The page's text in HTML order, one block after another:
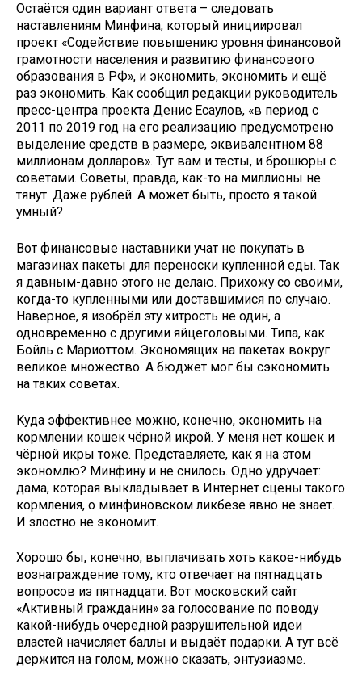
Остаётся один вариант ответа – следовать
наставлениям Минфина, который инициировал
проект «Содействие повышению уровня финансовой
грамотности населения и развитию финансового
образования в РФ», и экономить, экономить и ещё
раз экономить. Как сообщил редакции руководитель
пресс-центра проекта Денис Есаулов, «в период с
2011 по 2019 год на его реализацию предусмотрено
выделение средств в размере, эквивалентном 88
миллионам долларов». Тут вам и тесты, и брошюры с
советами. Советы, правда, как-то на миллионы не
тянут. Даже рублей. А может быть, просто я такой
умный?
Вот финансовые наставники учат не покупать в
магазинах пакеты для переноски купленной еды. Так
я давным-давно этого не делаю. Прихожу со своими,
когда-то купленными или доставшимися по случаю.
Наверное, я изобрёл эту хитрость не один, а
одновременно с другими яйцеголовыми. Типа, как
Бойль с Мариоттом. Экономящих на пакетах вокруг
великое множество. А бюджет мог бы сэкономить
на таких советах.
Куда эффективнее можно, конечно, экономить на
кормлении кошек чёрной икрой. У меня нет кошек и
чёрной икры тоже. Представляете, как я на этом
экономлю? Минфину и не снилось. Одно удручает:
дама, которая выкладывает в Интернет сцены такого
кормления, о минфиновском ликбезе явно не знает.
И злостно не экономит.
Хорошо бы, конечно, выплачивать хоть какое-нибудь
вознаграждение тому, кто отвечает на пятнадцать
вопросов из пятнадцати. Вот московский сайт
«Активный гражданин» за голосование по поводу
какой-нибудь очередной разрушительной идеи
властей начисляет баллы и выдаёт подарки. А тут всё
держится на голом, можно сказать, энтузиазме.